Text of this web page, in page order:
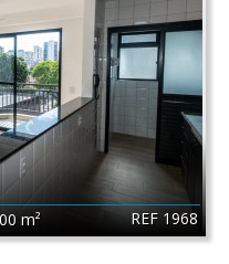
REF 1968
m²